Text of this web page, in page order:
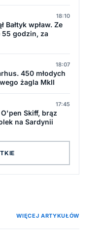
18:10
Bałtyk wpław. Ze
55 godzin, za
18:07
450 młodych
żagla MkII
17:45
Skiff, brąz
na Sardynii
WIĘCEJ ARTYKUŁÓW